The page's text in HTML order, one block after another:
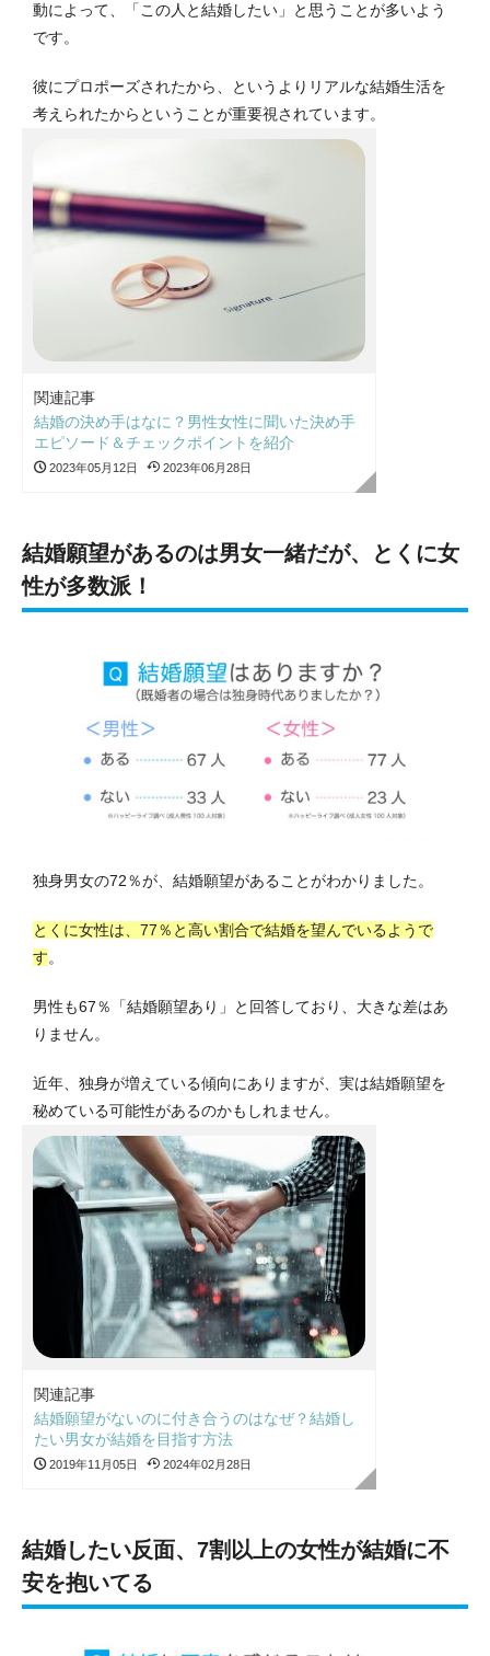
動によって、「この人と結婚したい」と思うことが多いよう
です。
彼にプロポーズされたから、というよりリアルな結婚生活を
考えられたからということが重要視されています。
関連記事
結婚の決め手はなに？男性女性に聞いた決め手
エピソード＆チェックポイントを紹介
2023年05月12日 2023年06月28日
結婚願望があるのは男女一緒だが、とくに女
性が多数派！
独身男女の72％が、結婚願望があることがわかりました。
とくに女性は、77％と高い割合で結婚を望んでいるようで
す。
男性も67％「結婚願望あり」と回答しており、大きな差はあ
りません。
近年、独身が増えている傾向にありますが、実は結婚願望を
秘めている可能性があるのかもしれません。
関連記事
結婚願望がないのに付き合うのはなぜ？結婚し
たい男女が結婚を目指す方法
2019年11月05日 2024年02月28日
結婚したい反面、7割以上の女性が結婚に不
安を抱いてる